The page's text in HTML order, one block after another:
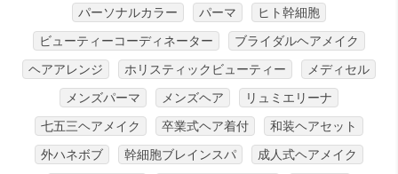
パーソナルカラー
パーマ
ヒト幹細胞
ビューティーコーディネーター
ブライダルヘアメイク
ヘアアレンジ
ホリスティックビューティー
メディセル
メンズパーマ
メンズヘア
リュミエリーナ
七五三ヘアメイク
卒業式ヘア着付
和装ヘアセット
外ハネボブ
幹細胞ブレインスパ
成人式ヘアメイク